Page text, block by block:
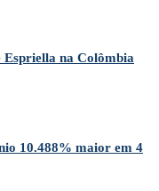
Espriella na Colômbia
10.488% maior em 4